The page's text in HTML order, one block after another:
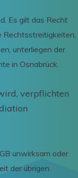
Es gilt das Recht
Rechtsstreitigkeiten,
unterliegen der
in Osnabrück.
verpflichten
unwirksam oder
der übrigen